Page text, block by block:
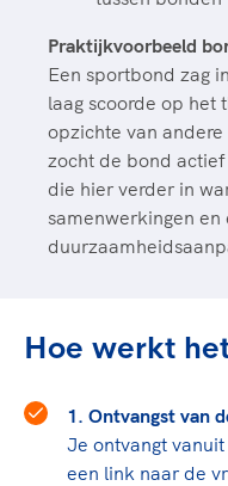
Praktijkvoorbeeld
Een sportbond zag
laag scoorde op het
opzichte van
zocht de bond
die hier verder in
samenwerkingen en
Hoe werkt
1. Ontvangst van
Je ontvangt
een link naar de